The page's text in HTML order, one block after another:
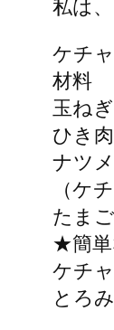
私は
ケチ
材料
玉ね
ひき
ナツ
（ケ
たま
★簡単
ケチ
とろ